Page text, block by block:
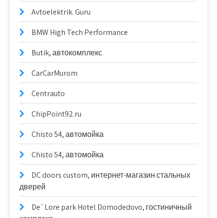
Avtoelektrik. Guru
BMW High Tech Performance
Butik, автокомплекс
CarCarMurom
Centrauto
ChipPoint92.ru
Chisto 54, автомойка
Chisto 54, автомойка
DC doors custom, интернет-магазин стальных
дверей
De`Lore park Hotel Domodedovo, гостиничный